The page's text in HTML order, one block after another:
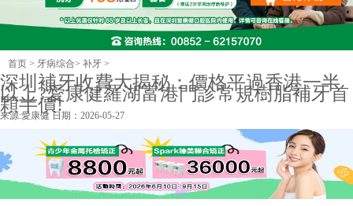
首页 > 牙病综合> 补牙 >
深圳補牙收費大揭秘：價格平過香港一半
以上?愛康健羅湖富港門診常規樹脂補牙首
顆半價!
来源:愛康健 日期：2026-05-27